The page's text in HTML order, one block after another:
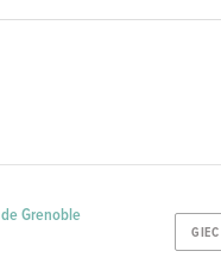
GIEC
Grenoble